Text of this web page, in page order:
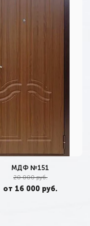
МДФ №151
20 000 руб.
от 16 000 руб.